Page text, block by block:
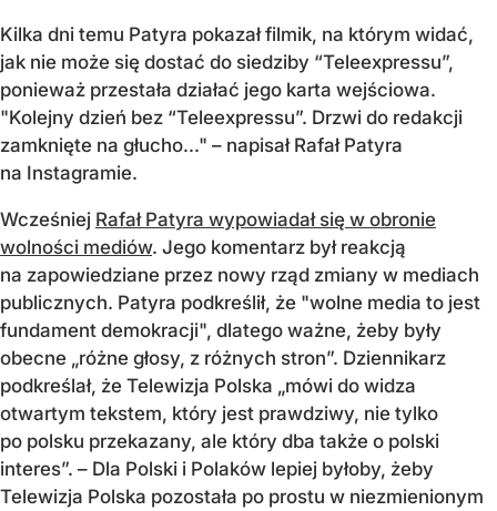
Kilka dni temu Patyra pokazał filmik, na którym widać,
jak nie może się dostać do siedziby “Teleexpressu”,
ponieważ przestała działać jego karta wejściowa.
"Kolejny dzień bez “Teleexpressu”. Drzwi do redakcji
zamknięte na głucho..." – napisał Rafał Patyra
na Instagramie.
Wcześniej Rafał Patyra wypowiadał się w obronie
wolności mediów. Jego komentarz był reakcją
na zapowiedziane przez nowy rząd zmiany w mediach
publicznych. Patyra podkreślił, że "wolne media to jest
fundament demokracji", dlatego ważne, żeby były
obecne „różne głosy, z różnych stron”. Dziennikarz
podkreślał, że Telewizja Polska „mówi do widza
otwartym tekstem, który jest prawdziwy, nie tylko
po polsku przekazany, ale który dba także o polski
interes”. – Dla Polski i Polaków lepiej byłoby, żeby
Telewizja Polska pozostała po prostu w niezmienionym